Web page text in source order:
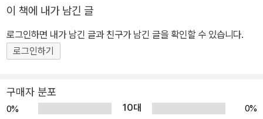
있는 사회의 부조리, 굴곡진 근현대를 거치며 겹겹이 쌓인 전쟁의 기
억, 가해자도 숨고 피해자도 숨는 아픈 비극. 알아야 할 실상을 정확히
알고, 아픈 기억들을 균형감 있게 형상화하여 어린이 독자들에게 전
고 있습니다. 『용맹호』는 권윤덕 작가가 『꽃할머니』를 준비하면서부
터 마음속에 품고 있던 작품으로, 우리 사회에서 여전히 해결되지 않
이 책에 내가 남긴 글
로그인하면 내가 남긴 글과 친구가 남긴 글을 확인할 수 있습니다.
로그인하기
구매자 분포
0% 10대 0%